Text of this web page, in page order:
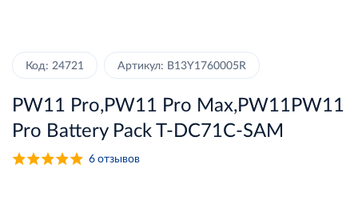
Код: 24721 Артикул: B13Y1760005R
PW11 Pro,PW11 Pro Max,PW11PW11
Pro Battery Pack T-DC71C-SAM
6отзывов